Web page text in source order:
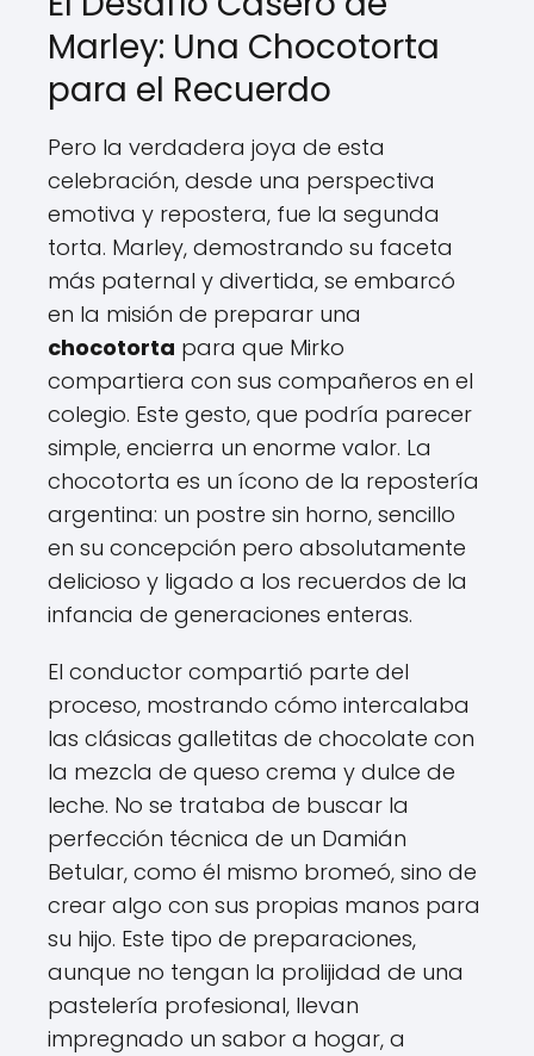
Marley: Una Chocotorta
para el Recuerdo
Pero la verdadera joya de esta
celebración, desde una perspectiva
emotiva y repostera, fue la segunda
torta. Marley, demostrando su faceta
más paternal y divertida, se embarcó
en la misión de preparar una
chocotorta para que Mirko
compartiera con sus compañeros en el
colegio. Este gesto, que podría parecer
simple, encierra un enorme valor. La
chocotorta es un ícono de la repostería
argentina: un postre sin horno, sencillo
en su concepción pero absolutamente
delicioso y ligado a los recuerdos de la
infancia de generaciones enteras.
El conductor compartió parte del
proceso, mostrando cómo intercalaba
las clásicas galletitas de chocolate con
la mezcla de queso crema y dulce de
leche. No se trataba de buscar la
perfección técnica de un Damián
Betular, como él mismo bromeó, sino de
crear algo con sus propias manos para
su hijo. Este tipo de preparaciones,
aunque no tengan la prolijidad de una
pastelería profesional, llevan
impregnado un sabor a hogar, a